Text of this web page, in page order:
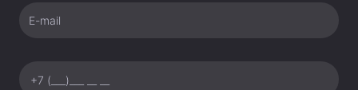
E-mail